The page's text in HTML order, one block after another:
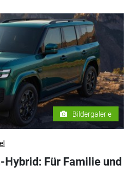
Bildergalerie
Hybrid: Für Familie und